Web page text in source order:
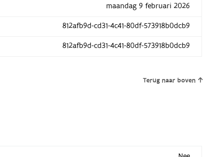
maandag 9 februari 2026
812afb9d-cd31-4c41-80df-573918b0dcb9
812afb9d-cd31-4c41-80df-573918b0dcb9
Terug naar boven